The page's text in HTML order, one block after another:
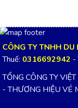
CÔNG TY TNHH DU
Thuế: 0316692942 -
TỔNG CÔNG TY
- THƯƠNG HIỆU VÉ